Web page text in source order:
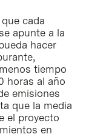
cada
apunte a la
hacer
tiempo
horas al año
emisiones
que la media
el proyecto
en